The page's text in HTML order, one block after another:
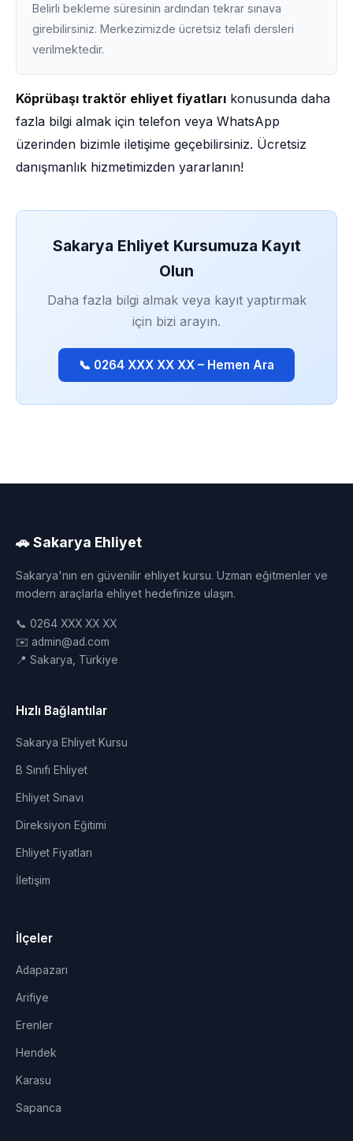
Belirli bekleme süresinin ardından tekrar sınava
girebilirsiniz. Merkezimizde ücretsiz telafi dersleri
verilmektedir.
Köprübaşı traktör ehliyet fiyatları konusunda daha
fazla bilgi almak için telefon veya WhatsApp
üzerinden bizimle iletişime geçebilirsiniz. Ücretsiz
danışmanlık hizmetimizden yararlanın!
Sakarya Ehliyet Kursumuza Kayıt
Olun
Daha fazla bilgi almak veya kayıt yaptırmak
için bizi arayın.
📞 0264 XXX XX XX – Hemen Ara
🚗 Sakarya Ehliyet
Sakarya'nın en güvenilir ehliyet kursu. Uzman eğitmenler ve
modern araçlarla ehliyet hedefinize ulaşın.
📞 0264 XXX XX XX
✉️ admin@ad.com
📍 Sakarya, Türkiye
Hızlı Bağlantılar
Sakarya Ehliyet Kursu
B Sınıfı Ehliyet
Ehliyet Sınavı
Direksiyon Eğitimi
Ehliyet Fiyatları
İletişim
İlçeler
Adapazarı
Arifiye
Erenler
Hendek
Karasu
Sapanca